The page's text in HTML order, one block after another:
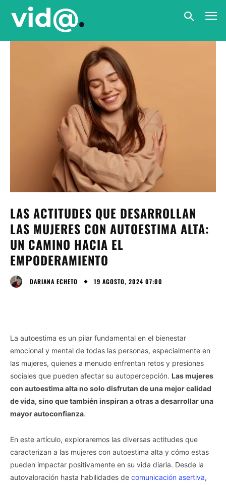
LAS ACTITUDES QUE DESARROLLAN
LAS MUJERES CON AUTOESTIMA ALTA:
UN CAMINO HACIA EL
EMPODERAMIENTO
DARIANA ECHETO 19 AGOSTO, 2024 07:00
La autoestima es un pilar fundamental en el bienestar
emocional y mental de todas las personas, especialmente en
las mujeres, quienes a menudo enfrentan retos y presiones
sociales que pueden afectar su autopercepción. Las mujeres
con autoestima alta no solo disfrutan de una mejor calidad
de vida, sino que también inspiran a otras a desarrollar una
mayor autoconfianza.
En este artículo, exploraremos las diversas actitudes que
caracterizan a las mujeres con autoestima alta y cómo estas
pueden impactar positivamente en su vida diaria. Desde la
autovaloración hasta habilidades de comunicación asertiva,